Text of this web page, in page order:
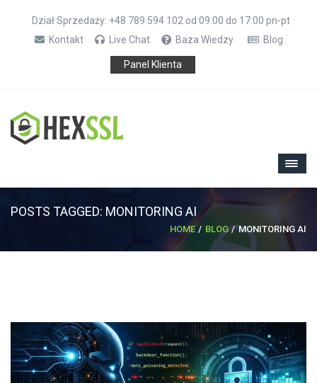
Dział Sprzedaży: +48 789 594 102 od 09:00 do 17:00 pn-pt
Kontakt
Live Chat Baza Wiedzy Blog
Panel Klienta
POSTS TAGGED: MONITORING AI
HOME BLOG MONITORING AI